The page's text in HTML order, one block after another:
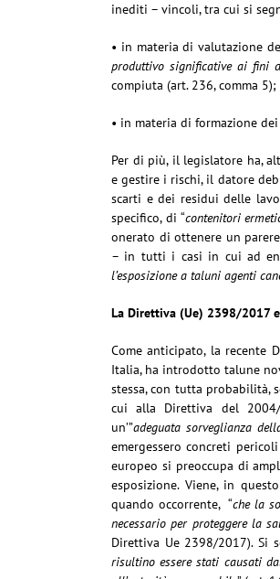
inediti – vincoli, tra cui si
• in materia di valutazione
produttivo significative ai fini
compiuta (art. 236, comma 5);
• in materia di formazione
Per di più, il legislatore ha,
e gestire i rischi, il datore
scarti e dei residui delle
specifico, di “contenitori
onerato di ottenere un
– in tutti i casi in cui ad
l’esposizione a taluni agenti
La Direttiva (Ue) 2398/2017
Come anticipato, la recente
Italia, ha introdotto talune
stessa, con tutta probabilità,
cui alla Direttiva del 2004/
un’”adeguata sorveglianza
emergessero concreti
europeo si preoccupa di
esposizione. Viene, in
quando occorrente, “che la
necessario per proteggere la
Direttiva Ue 2398/2017). Si
risultino essere stati causati